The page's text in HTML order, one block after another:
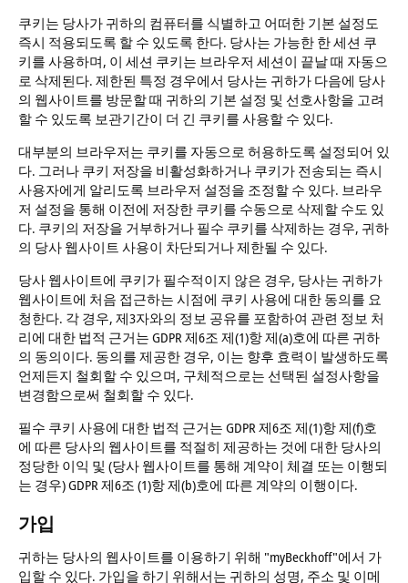
쿠키는 당사가 귀하의 컴퓨터를 식별하고 어떠한 기본 설정도
즉시 적용되도록 할 수 있도록 한다. 당사는 가능한 한 세션 쿠
키를 사용하며, 이 세션 쿠키는 브라우저 세션이 끝날 때 자동으
로 삭제된다. 제한된 특정 경우에서 당사는 귀하가 다음에 당사
의 웹사이트를 방문할 때 귀하의 기본 설정 및 선호사항을 고려
할 수 있도록 보관기간이 더 긴 쿠키를 사용할 수 있다.
대부분의 브라우저는 쿠키를 자동으로 허용하도록 설정되어 있
다. 그러나 쿠키 저장을 비활성화하거나 쿠키가 전송되는 즉시
사용자에게 알리도록 브라우저 설정을 조정할 수 있다. 브라우
저 설정을 통해 이전에 저장한 쿠키를 수동으로 삭제할 수도 있
다. 쿠키의 저장을 거부하거나 필수 쿠키를 삭제하는 경우, 귀하
의 당사 웹사이트 사용이 차단되거나 제한될 수 있다.
당사 웹사이트에 쿠키가 필수적이지 않은 경우, 당사는 귀하가
웹사이트에 처음 접근하는 시점에 쿠키 사용에 대한 동의를 요
청한다. 각 경우, 제3자와의 정보 공유를 포함하여 관련 정보 처
리에 대한 법적 근거는 GDPR 제6조 제(1)항 제(a)호에 따른 귀하
의 동의이다. 동의를 제공한 경우, 이는 향후 효력이 발생하도록
언제든지 철회할 수 있으며, 구체적으로는 선택된 설정사항을
변경함으로써 철회할 수 있다.
필수 쿠키 사용에 대한 법적 근거는 GDPR 제6조 제(1)항 제(f)호
에 따른 당사의 웹사이트를 적절히 제공하는 것에 대한 당사의
정당한 이익 및 (당사 웹사이트를 통해 계약이 체결 또는 이행되
는 경우) GDPR 제6조 (1)항 제(b)호에 따른 계약의 이행이다.
가입
귀하는 당사의 웹사이트를 이용하기 위해 "myBeckhoff"에서 가
입할 수 있다. 가입을 하기 위해서는 귀하의 성명, 주소 및 이메